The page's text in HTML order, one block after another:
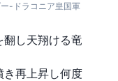
-ドラコニア皇国軍
し天翔ける竜
き再上昇し何度